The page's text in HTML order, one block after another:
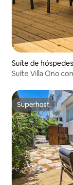
Suíte de
Suíte Villa Ono
Superhost
Superhost